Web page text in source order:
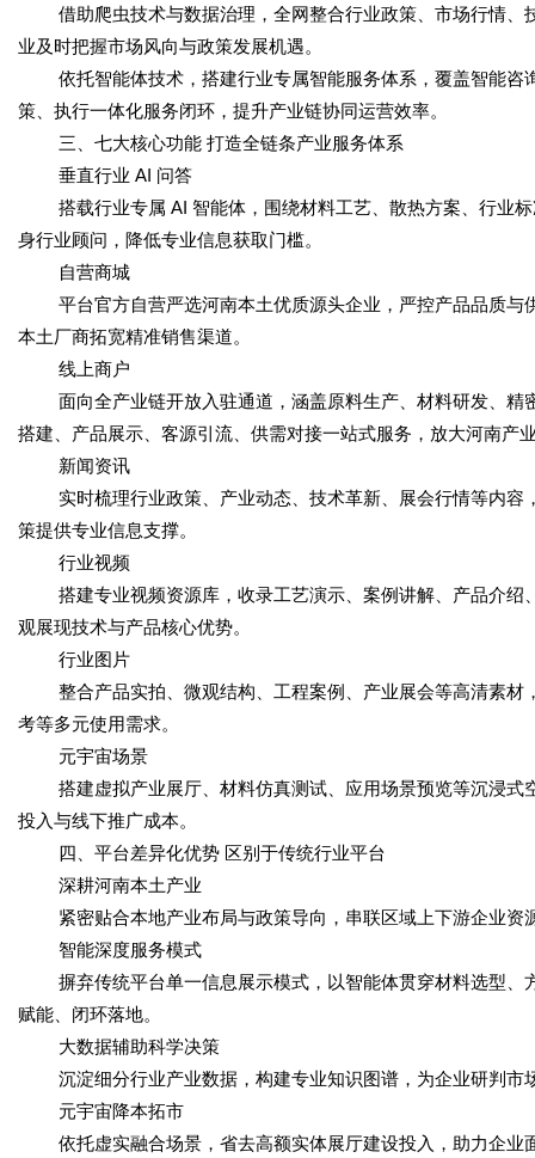
借助爬虫技术与数据治理，全网整合行业政策、市场行情
业及时把握市场风向与政策发展机遇。
依托智能体技术，搭建行业专属智能服务体系，覆盖智能
策、执行一体化服务闭环，提升产业链协同运营效率。
三、七大核心功能 打造全链条产业服务体系
垂直行业 AI 问答
搭载行业专属 AI 智能体，围绕材料工艺、散热方案、行业
身行业顾问，降低专业信息获取门槛。
自营商城
平台官方自营严选河南本土优质源头企业，严控产品品质
本土厂商拓宽精准销售渠道。
线上商户
面向全产业链开放入驻通道，涵盖原料生产、材料研发、
搭建、产品展示、客源引流、供需对接一站式服务，放大河南产
新闻资讯
实时梳理行业政策、产业动态、技术革新、展会行情等内
策提供专业信息支撑。
行业视频
搭建专业视频资源库，收录工艺演示、案例讲解、产品介
观展现技术与产品核心优势。
行业图片
整合产品实拍、微观结构、工程案例、产业展会等高清素
考等多元使用需求。
元宇宙场景
搭建虚拟产业展厅、材料仿真测试、应用场景预览等沉浸
投入与线下推广成本。
四、平台差异化优势 区别于传统行业平台
深耕河南本土产业
紧密贴合本地产业布局与政策导向，串联区域上下游企业
智能深度服务模式
摒弃传统平台单一信息展示模式，以智能体贯穿材料选型
赋能、闭环落地。
大数据辅助科学决策
沉淀细分行业产业数据，构建专业知识图谱，为企业研判
元宇宙降本拓市
依托虚实融合场景，省去高额实体展厅建设投入，助力企